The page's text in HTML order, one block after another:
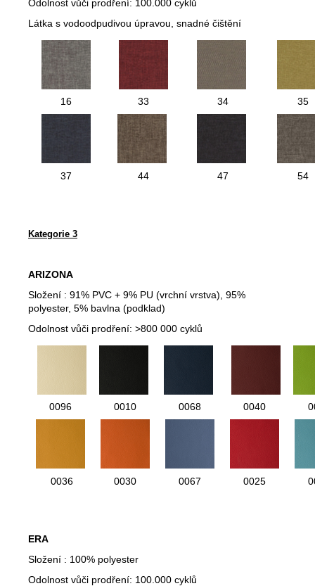
Odolnost vůči prodření: 100.000 cyklů
Látka s vodoodpudivou úpravou, snadné čištění
16 33 34 35
37 44 47 54
Kategorie 3
ARIZONA
Složení : 91% PVC + 9% PU (vrchní vrstva), 95%
polyester, 5% bavlna (podklad)
Odolnost vůči prodření: >800 000 cyklů
0096 0010 0068 0040
0036 0030 0067 0025
ERA
Složení : 100% polyester
Odolnost vůči prodření: 100.000 cyklů